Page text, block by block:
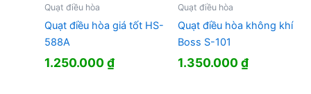
Quạt điều hòa
Quạt điều hòa giá tốt HS-
588A
1.250.000₫
Quạt điều hòa
Quạt điều hòa không khí
Boss S-101
1.350.000₫